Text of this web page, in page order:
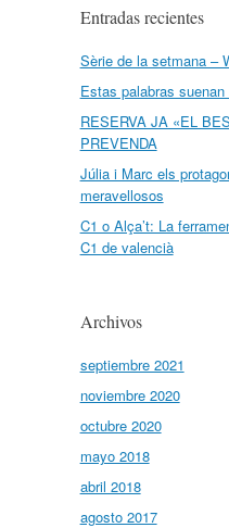
Entradas recientes
Sèrie de la setmana –
Estas palabras
RESERVA JA «EL
PREVENDA
Júlia i Marc els
meravellosos
C1 o Alça’t: La
C1 de valencià
Archivos
septiembre 2021
noviembre 2020
octubre 2020
mayo 2018
abril 2018
agosto 2017